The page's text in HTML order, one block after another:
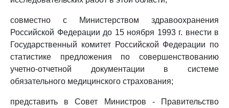
совместно с Министерством здравоохранения
Российской Федерации до 15 ноября 1993 г. внести в
Государственный комитет Российской Федерации по
статистике предложения по совершенствованию
учетно-отчетной документации в системе
обязательного медицинского страхования;
представить в Совет Министров - Правительство